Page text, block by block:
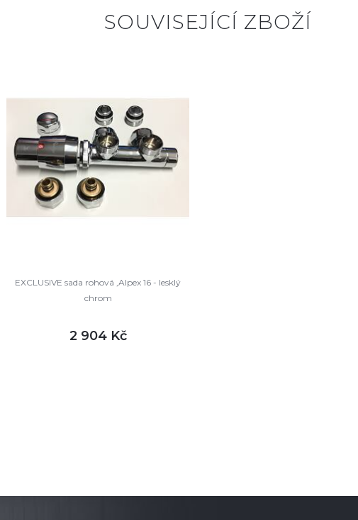
SOUVISEJÍCÍ ZBOŽÍ
EXCLUSIVE sada rohová ,Alpex 16 - lesklý
chrom
2 904 Kč